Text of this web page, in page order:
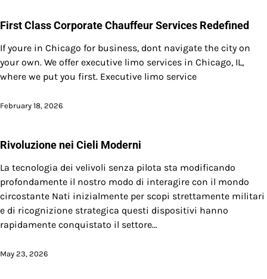
First Class Corporate Chauffeur Services Redefined
If youre in Chicago for business, dont navigate the city on
your own. We offer executive limo services in Chicago, IL,
where we put you first. Executive limo service
February 18, 2026
Rivoluzione nei Cieli Moderni
La tecnologia dei velivoli senza pilota sta modificando
profondamente il nostro modo di interagire con il mondo
circostante Nati inizialmente per scopi strettamente militari
e di ricognizione strategica questi dispositivi hanno
rapidamente conquistato il settore…
May 23, 2026